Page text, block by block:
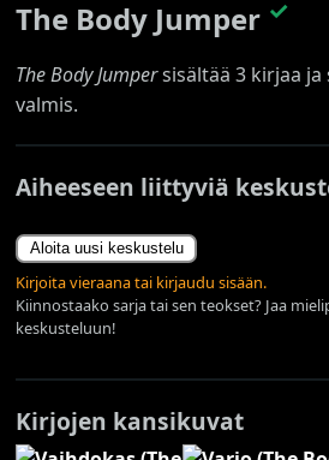
The Body Jumper ✓
The Body Jumpersisältää 3 kirjaa
valmis.
Aiheeseen liittyviä
Aloita uusi keskustelu
Kirjoita vieraana tai kirjaudu sisään.
Kiinnostaako sarja tai sen teokset? Jaa
keskusteluun!
Kirjojen kansikuvat